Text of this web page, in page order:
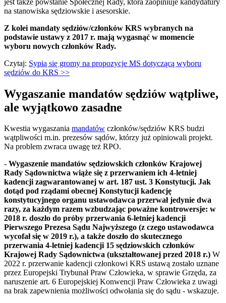
na stanowiska sędziowskie i asesorskie.
Z kolei mandaty sędziów/członków KRS wybranych na
podstawie ustawy z 2017 r. mają wygasnąć w momencie
wyboru nowych członków Rady.
Czytaj: Sypią się gromy na propozycje MS dotyczącą wyboru
sędziów do KRS >>
Wygaszanie mandatów sędziów wątpliwe,
ale wyjątkowo zasadne
Kwestia wygaszania mandatów członków/sędziów KRS budzi
wątpliwości m.in. prezesów sądów, którzy już opiniowali projekt.
Na problem zwraca uwagę też RPO.
- Wygaszenie mandatów sędziowskich członków Krajowej
Rady Sądownictwa wiąże się z przerwaniem ich 4-letniej
kadencji zagwarantowanej w art. 187 ust. 3 Konstytucji. Jak
dotąd pod rządami obecnej Konstytucji kadencję
konstytucyjnego organu ustawodawca przerwał jedynie dwa
razy, za każdym razem wzbudzając poważne kontrowersje: w
2018 r. doszło do próby przerwania 6-letniej kadencji
Pierwszego Prezesa Sądu Najwyższego (z czego ustawodawca
wycofał się w 2019 r.), a także doszło do skutecznego
przerwania 4-letniej kadencji 15 sędziowskich członków
Krajowej Rady Sądownictwa (ukształtowanej przed 2018 r.) W
2022 r. przerwanie kadencji członkowi KRS ustawą zostało uznane
przez Europejski Trybunał Praw Człowieka, w sprawie Grzęda, za
naruszenie art. 6 Europejskiej Konwencji Praw Człowieka z uwagi
na brak zapewnienia możliwości odwołania się do sądu - wskazuje.